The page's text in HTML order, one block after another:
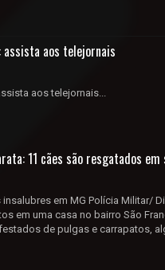
assista aos telejornais
aos telejornais...
11 cães são resgatados
em MG Polícia Militar/
em uma casa no bairro São
de pulgas e carrapatos,